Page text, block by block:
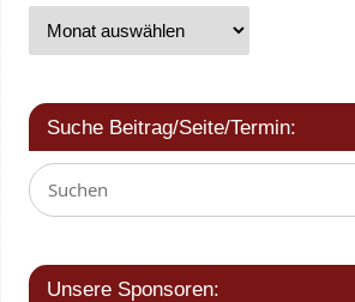
Suche Beitrag/Seite/Termin:
Unsere Sponsoren: